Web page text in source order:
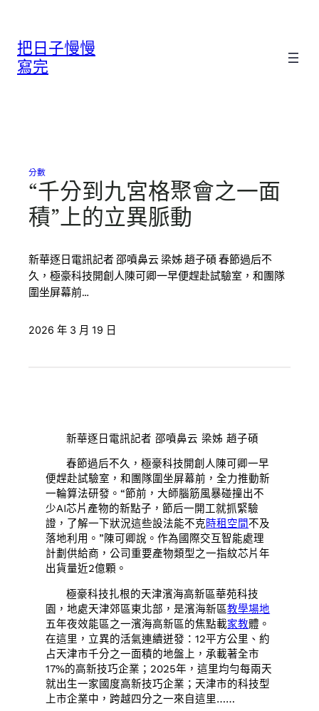
把日子慢慢
寫完
分數
“千分到九宮格聚會之一面
積”上的立異脈動
新華逐日電訊記者 邵噴鼻云 梁姊 趙子碩 春節過后不
久，極豪科技開創人陳可卿一早便趕赴試驗室，和團隊
圍坐屏幕前…
2026 年 3 月 19 日
新華逐日電訊記者 邵噴鼻云 梁姊 趙子碩
春節過后不久，極豪科技開創人陳可卿一早
便趕赴試驗室，和團隊圍坐屏幕前，全力推動新
一輪算法研發。“節前，大師腦筋風暴碰撞出不
少AI芯片產物的新點子，節后一開工就抓緊驗
證，了解一下狀況這些設法能不克時租空間不及
落地利用。”陳可卿說。作為國際交互智能處理
計劃供給商，公司重要產物類型之一指紋芯片年
出貨量近2億顆。
極豪科技扎根的天津濱海高新區華苑科技
園，地處天津郊區東北部，是濱海新區教學場地
五年夜效能區之一濱海高新區的焦點載家教體。
在這里，立異的活氣連續迸發：12平方公里、約
占天津市千分之一面積的地盤上，承載著全市
17%的高新技巧企業；2025年，這里均勻每兩天
就出生一家國度高新技巧企業；天津市的科技型
上市企業中，跨越四分之一來自這里……